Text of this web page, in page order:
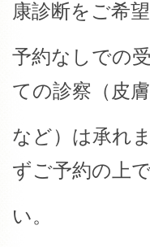
康診断をご希
予約なしでの
ての診察（皮
など）は承れ
ずご予約の上
い。